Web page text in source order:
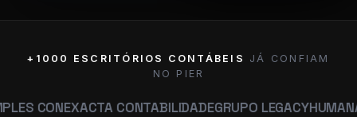
+1000 ESCRITÓRIOS CONTÁBEIS
JÁ CONFIAM
NO PIER
EXACTA CONTABILIDADEGRUPO LEGACYHUMANA